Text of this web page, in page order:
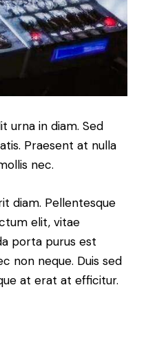
urna in diam. Sed
Praesent at nulla
nec.
diam. Pellentesque
elit, vitae
porta purus est
non neque. Duis sed
at erat at efficitur.